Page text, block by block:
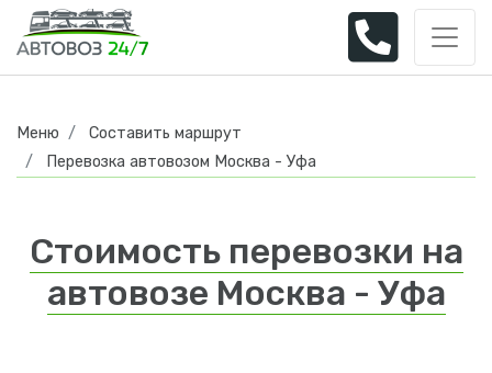
Меню
Составить маршрут
Перевозка автовозом Москва - Уфа
Стоимость перевозки на
автовозе Москва - Уфа